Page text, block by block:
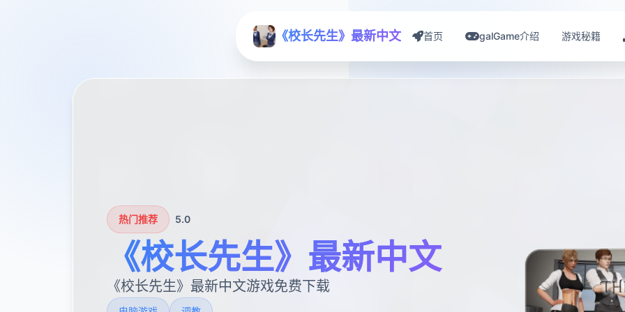
《校长先生》最新中文 首页 galGame介绍 游戏秘籍
热门推荐 5.0
《校长先生》最新中文
《校长先生》最新中文游戏免费下载